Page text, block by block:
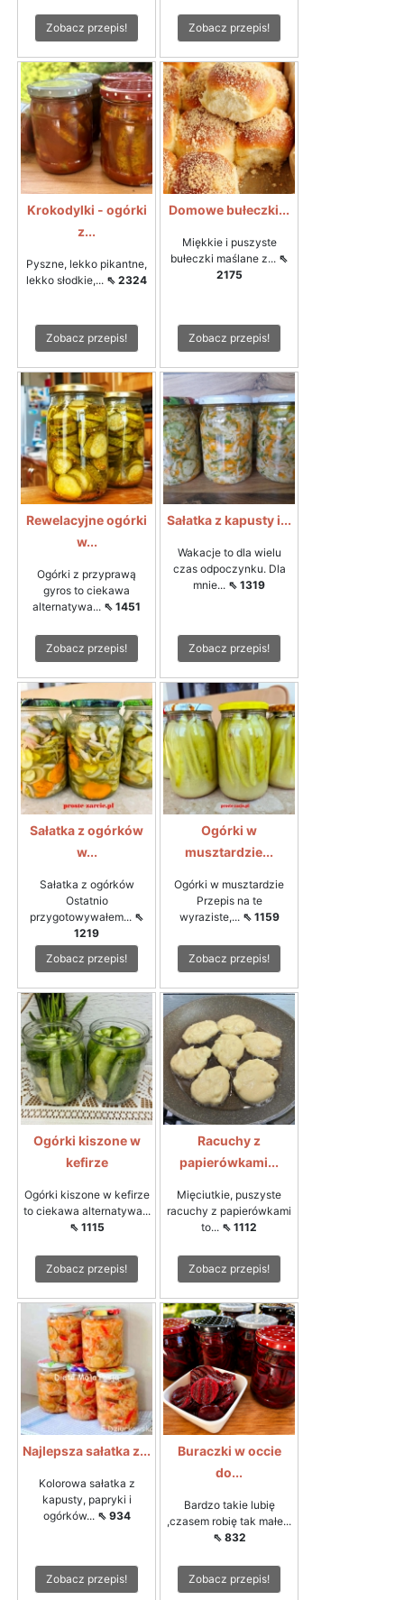
Zobacz przepis! Zobacz przepis!
Krokodylki - ogórki
z...
Pyszne, lekko pikantne,
lekko słodkie,... ⇖ 2324
Zobacz przepis!
Domowe bułeczki...
Miękkie i puszyste
bułeczki maślane z... ⇖
2175
Zobacz przepis!
Rewelacyjne ogórki
w...
Ogórki z przyprawą
gyros to ciekawa
alternatywa... ⇖ 1451
Zobacz przepis!
Sałatka z kapusty i...
Wakacje to dla wielu
czas odpoczynku. Dla
mnie... ⇖ 1319
Zobacz przepis!
Sałatka z ogórków
w...
Sałatka z ogórków
Ostatnio
przygotowywałem... ⇖
1219
Zobacz przepis!
Ogórki w
musztardzie...
Ogórki w musztardzie
Przepis na te
wyraziste,... ⇖ 1159
Zobacz przepis!
Ogórki kiszone w
kefirze
Ogórki kiszone w kefirze
to ciekawa alternatywa...
⇖ 1115
Zobacz przepis!
Racuchy z
papierówkami...
Mięciutkie, puszyste
racuchy z papierówkami
to... ⇖ 1112
Zobacz przepis!
Najlepsza sałatka z...
Kolorowa sałatka z
kapusty, papryki i
ogórków... ⇖ 934
Zobacz przepis!
Buraczki w occie
do...
Bardzo takie lubię
,czasem robię tak małe...
⇖ 832
Zobacz przepis!